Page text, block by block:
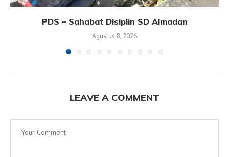
PDS – Sahabat Disiplin SD Almadan
Agustus 8, 2026
LEAVE A COMMENT